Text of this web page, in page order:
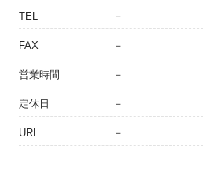
TEL －
FAX －
営業時間 －
定休日 －
URL －